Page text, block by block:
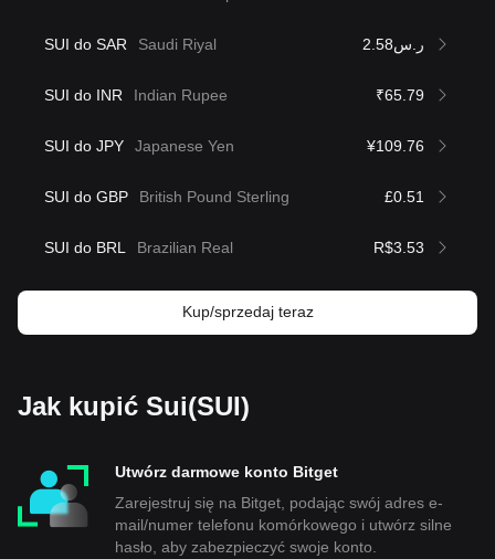
SUI do SAR Saudi Riyal ر.س2.58
SUI do INR Indian Rupee ₹65.79
SUI do JPY Japanese Yen ¥109.76
SUI do GBP British Pound Sterling £0.51
SUI do BRL Brazilian Real R$3.53
Kup/sprzedaj teraz
Jak kupić Sui(SUI)
Utwórz darmowe konto Bitget
Zarejestruj się na Bitget, podając swój adres e-
mail/numer telefonu komórkowego i utwórz silne
hasło, aby zabezpieczyć swoje konto.